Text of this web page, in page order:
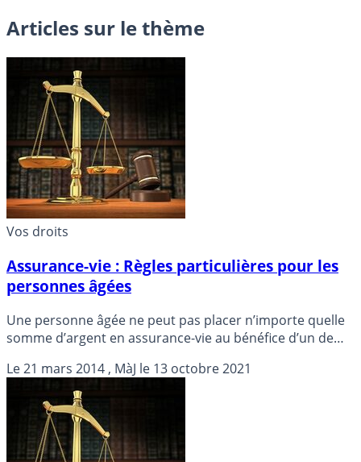
Articles sur le thème
Vos droits
Assurance-vie : Règles particulières pour les
personnes âgées
Une personne âgée ne peut pas placer n’importe quelle
somme d’argent en assurance-vie au bénéfice d’un de
Le21 mars 2014 , MàJ le 13 octobre 2021